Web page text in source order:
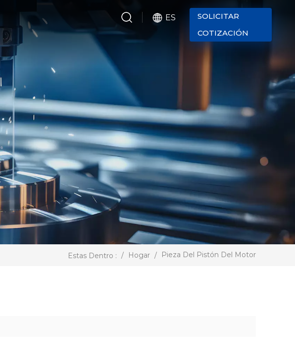
ES
SOLICITAR
COTIZACIÓN
Estas Dentro : / Hogar / Pieza Del Pistón Del Motor